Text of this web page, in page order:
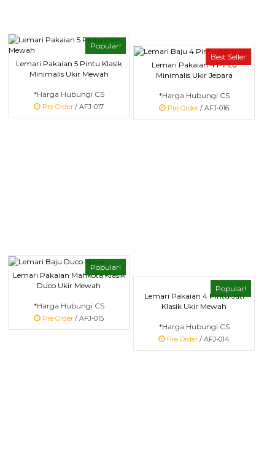
Popular!
Lemari Pakaian 5 Pintu Klasik
Minimalis Ukir Mewah
*Harga Hubungi CS
Pre Order / AFJ-017
Best Seller
Lemari Pakaian 4 Pintu
Minimalis Ukir Jepara
*Harga Hubungi CS
Pre Order / AFJ-016
Popular!
Lemari Pakaian Mahkota Klasik
Duco Ukir Mewah
*Harga Hubungi CS
Pre Order / AFJ-015
Popular!
Lemari Pakaian 4 Pintu Jati
Klasik Ukir Mewah
*Harga Hubungi CS
Pre Order / AFJ-014